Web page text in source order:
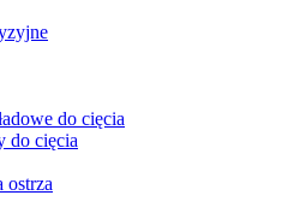
do cięcia
do cięcia
ostrza